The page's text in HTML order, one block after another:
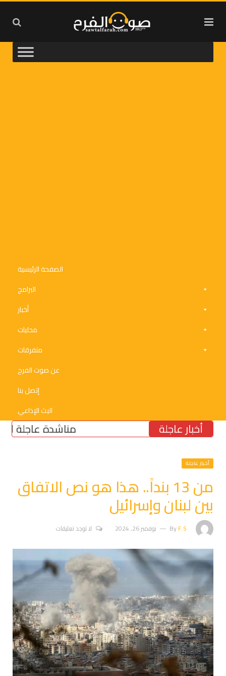
الصفحة الرئيسية
البرامج
أخبار
محليات
متفرقات
عن صوت الفرح
إتصل بنا
البث الإذاعي
أخبار عاجلة مناشدة عاجلة
أخبار عاجلة
من 13 بنداً.. هذا هو نص الاتفاق
بين لبنان وإسرائيل
ByF.S نوفمبر 26, 2024 لا توجد تعليقات